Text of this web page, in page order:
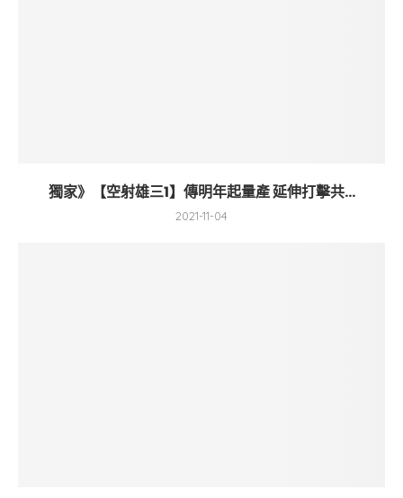
獨家》【空射雄三1】傳明年起量產 延伸打擊共...
2021-11-04